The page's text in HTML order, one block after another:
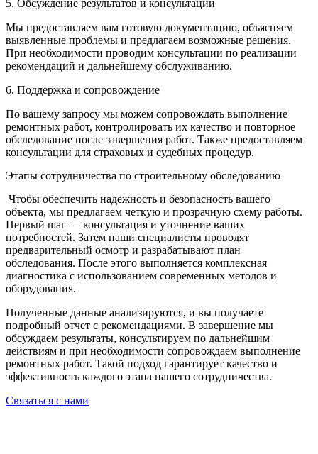
5. Обсуждение результатов и консультации
Мы предоставляем вам готовую документацию, объясняем
выявленные проблемы и предлагаем возможные решения.
При необходимости проводим консультации по реализации
рекомендаций и дальнейшему обслуживанию.
6. Поддержка и сопровождение
По вашему запросу мы можем сопровождать выполнение
ремонтных работ, контролировать их качество и повторное
обследование после завершения работ. Также предоставляем
консультации для страховых и судебных процедур.
Этапы сотрудничества по строительному обследованию
Чтобы обеспечить надежность и безопасность вашего
объекта, мы предлагаем четкую и прозрачную схему работы.
Первый шаг — консультация и уточнение ваших
потребностей. Затем наши специалисты проводят
предварительный осмотр и разрабатывают план
обследования. После этого выполняется комплексная
диагностика с использованием современных методов и
оборудования.
Полученные данные анализируются, и вы получаете
подробный отчет с рекомендациями. В завершение мы
обсуждаем результаты, консультируем по дальнейшим
действиям и при необходимости сопровождаем выполнение
ремонтных работ. Такой подход гарантирует качество и
эффективность каждого этапа нашего сотрудничества.
Связаться с нами